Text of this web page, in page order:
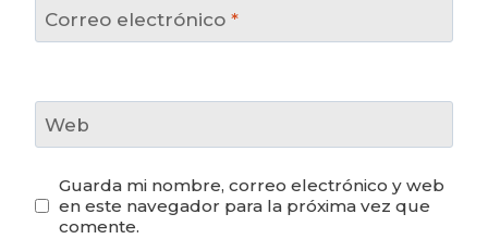
Correo electrónico *
Web
Guarda mi nombre, correo electrónico y web
en este navegador para la próxima vez que
comente.